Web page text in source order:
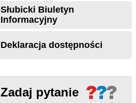
Słubicki Biuletyn
Informacyjny
Deklaracja dostępności
Zadaj pytanie